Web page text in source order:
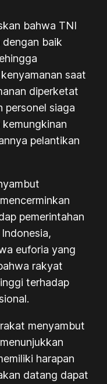
bahwa TNI
baik
saat
diperketat
personel siaga
pelantikan
pemerintahan
euforia yang
rakyat
terhadap
menyambut
harapan
datang dapat